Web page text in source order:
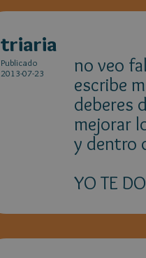
triaria
Publicado
2013-07-23
no veo
escribe
deberes
mejorar
y dentro
YO TE